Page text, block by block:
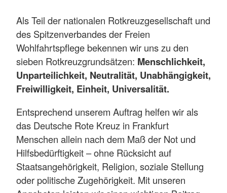
Als Teil der nationalen Rotkreuzgesellschaft und
des Spitzenverbandes der Freien
Wohlfahrtspflege bekennen wir uns zu den
sieben Rotkreuzgrundsätzen: Menschlichkeit,
Unparteilichkeit, Neutralität, Unabhängigkeit,
Freiwilligkeit, Einheit, Universalität.
Entsprechend unserem Auftrag helfen wir als
das Deutsche Rote Kreuz in Frankfurt
Menschen allein nach dem Maß der Not und
Hilfsbedürftigkeit – ohne Rücksicht auf
Staatsangehörigkeit, Religion, soziale Stellung
oder politische Zugehörigkeit. Mit unseren